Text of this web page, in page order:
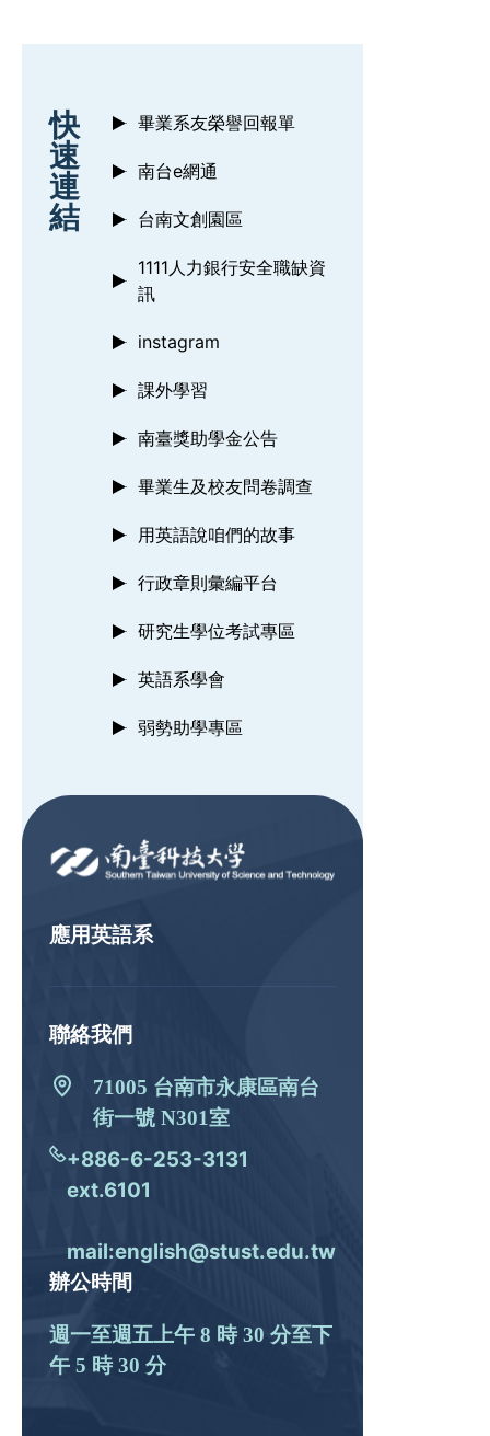
:::
快
速
連
結
畢業系友榮譽回報單
南台e網通
台南文創園區
1111人力銀行安全職缺資
訊
instagram
課外學習
南臺獎助學金公告
畢業生及校友問卷調查
用英語說咱們的故事
行政章則彙編平台
研究生學位考試專區
英語系學會
弱勢助學專區
應用英語系
聯絡我們
71005 台南市永康區南台
街一號 N301室
+886-6-253-3131
ext.6101
mail:english@stust.edu.tw
辦公時間
週一至週五上午 8 時 30 分至下
午 5 時 30 分